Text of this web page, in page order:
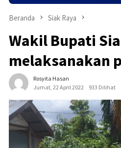
Beranda Siak Raya
Wakil Bupati
melaksanakan
Rosyita Hasan
Jumat, 22 April 2022
933 Dilihat